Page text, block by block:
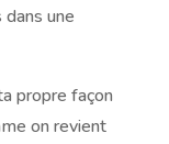
dans une
propre façon
on revient